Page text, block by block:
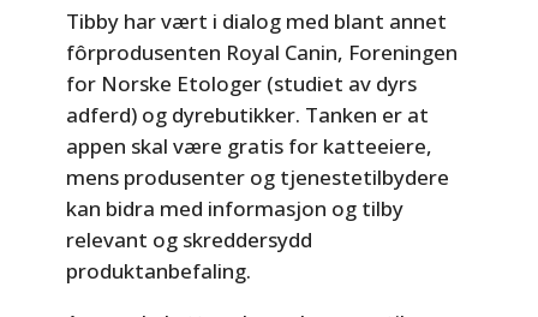
Tibby har vært i dialog med blant annet
fôrprodusenten Royal Canin, Foreningen
for Norske Etologer (studiet av dyrs
adferd) og dyrebutikker. Tanken er at
appen skal være gratis for katteeiere,
mens produsenter og tjenestetilbydere
kan bidra med informasjon og tilby
relevant og skreddersydd
produktanbefaling.